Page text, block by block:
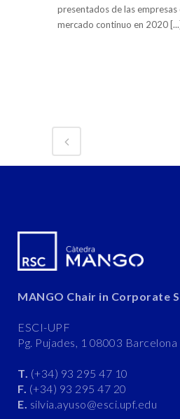
presentados de las empresas
mercado continuo en 2020 [...]
MANGO Chair in Corporate
ESCI-UPF
Pg. Pujades, 1 08003 Barcelona
T. (+34) 93 295 47 10
F. (+34) 93 295 47 20
E. silvia.ayuso@esci.upf.edu